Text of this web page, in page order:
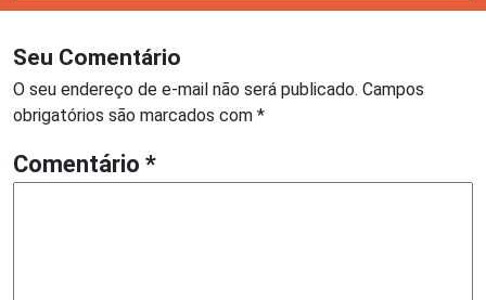
Seu Comentário
O seu endereço de e-mail não será publicado. Campos
obrigatórios são marcados com *
Comentário *